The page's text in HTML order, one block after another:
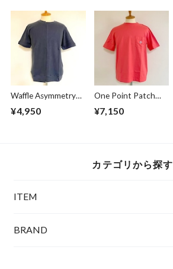
Waffle Asymmetry
Crew Neck S/S
Sweat Charcoal
¥4,950
One Point Patch
Pocket T-shirts
Sunset
¥7,150
カテゴリから探す
ITEM
BRAND